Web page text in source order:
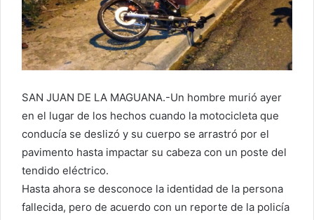
SAN JUAN DE LA MAGUANA.-Un hombre murió ayer
en el lugar de los hechos cuando la motocicleta que
conducía se deslizó y su cuerpo se arrastró por el
pavimento hasta impactar su cabeza con un poste del
tendido eléctrico.
Hasta ahora se desconoce la identidad de la persona
fallecida, pero de acuerdo con un reporte de la policía